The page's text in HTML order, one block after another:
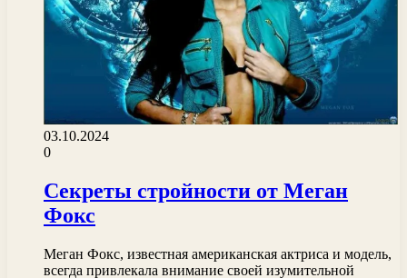
03.10.2024
0
Секреты стройности от Меган
Фокс
Меган Фокс, известная американская актриса и модель,
всегда привлекала внимание своей изумительной